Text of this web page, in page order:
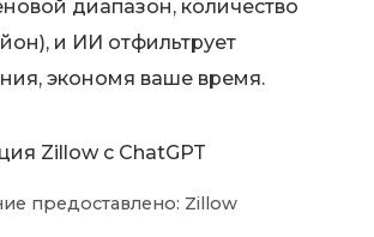
диапазон, количество
и ИИ отфильтрует
экономя ваше время.
предоставлено: Zillow